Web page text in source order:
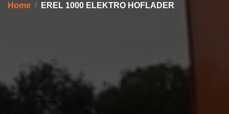
Home EREL 1000 ELEKTRO HOFLADER